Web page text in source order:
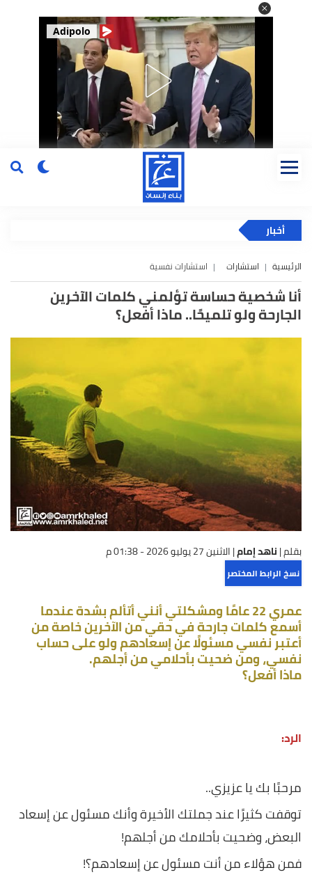
Adipolo
أخبار
الرئيسية استشارات استشارات نفسية
أنا شخصية حساسة تؤلمني كلمات الآخرين
الجارحة ولو تلميحًا.. ماذا أفعل؟
بقلم |ناهد إمام|الاثنين 27 يوليو 2026 - 01:38 م
نسخ الرابط المختصر
عمري 22 عامًا ومشكلتي أنني أتألم بشدة عندما
أسمع كلمات جارحة في حقي من الآخرين خاصة من
أعتبر نفسي مسئولًا عن إسعادهم ولو على حساب
نفسي، ومن ضحيت بأحلامي من أجلهم.
ماذا أفعل؟
الرد:
مرحبًا بك يا عزيزي..
توقفت كثيرًا عند جملتك الأخيرة وأنك مسئول عن إسعاد
البعض، وضحيت بأحلامك من أجلهم!
فمن هؤلاء من أنت مسئول عن إسعادهم؟!